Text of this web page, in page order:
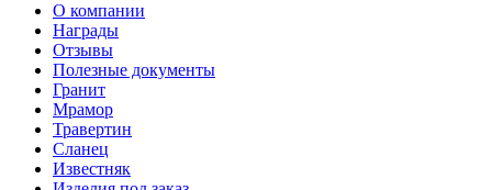
О компании
Награды
Отзывы
Полезные документы
Гранит
Мрамор
Травертин
Сланец
Известняк